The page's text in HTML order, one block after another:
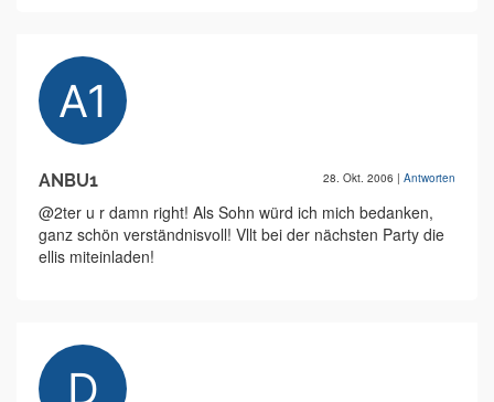
ANBU1 28. Okt. 2006 | Antworten
@2ter u r damn right! Als Sohn würd ich mich bedanken,
ganz schön verständnisvoll! Vllt bei der nächsten Party die
ellis miteinladen!